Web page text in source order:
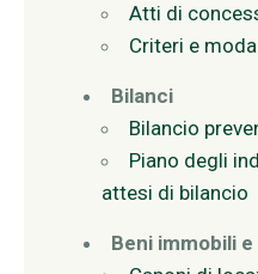
Atti di
Criteri e
Bilanci
Bilancio
Piano degli
attesi di bilancio
Beni immobili